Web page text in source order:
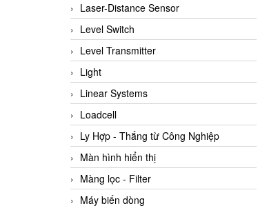
Laser-Distance Sensor
Level Switch
Level Transmitter
Light
Linear Systems
Loadcell
Ly Hợp - Thắng từ Công Nghiệp
Màn hình hiển thị
Màng lọc - Filter
Máy biến dòng